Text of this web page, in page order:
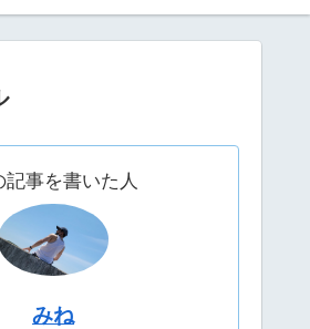
記事を書いた人
みね